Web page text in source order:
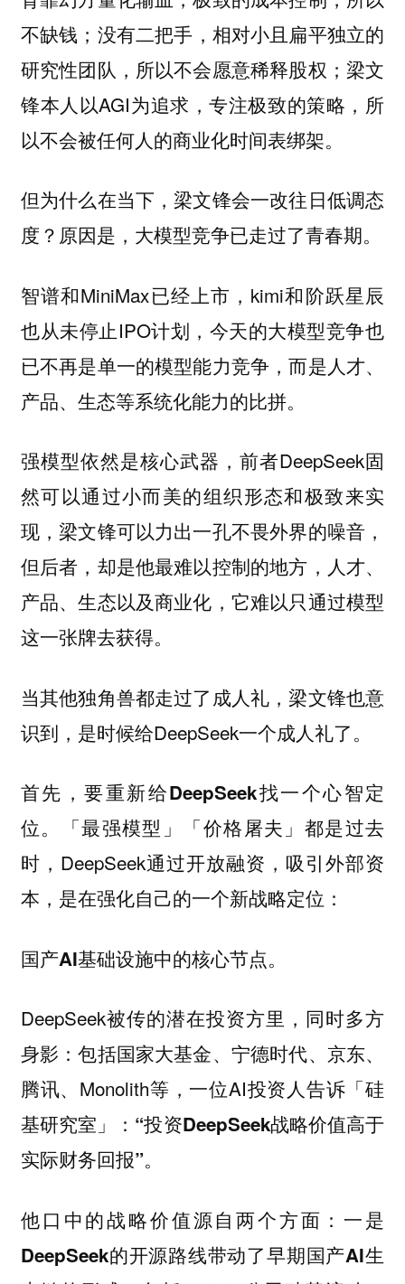
不缺钱；没有二把手，相对小且扁平独立的
研究性团队，所以不会愿意稀释股权；梁文
锋本人以AGI为追求，专注极致的策略，所
以不会被任何人的商业化时间表绑架。
但为什么在当下，梁文锋会一改往日低调态
度？原因是，大模型竞争已走过了青春期。
智谱和MiniMax已经上市，kimi和阶跃星辰
也从未停止IPO计划，今天的大模型竞争也
已不再是单一的模型能力竞争，而是人才、
产品、生态等系统化能力的比拼。
强模型依然是核心武器，前者DeepSeek固
然可以通过小而美的组织形态和极致来实
现，梁文锋可以力出一孔不畏外界的噪音，
但后者，却是他最难以控制的地方，人才、
产品、生态以及商业化，它难以只通过模型
这一张牌去获得。
当其他独角兽都走过了成人礼，梁文锋也意
识到，是时候给DeepSeek一个成人礼了。
首先，要重新给DeepSeek找一个心智定
位。
「最强模型」「价格屠夫」都是过去
时，DeepSeek通过开放融资，吸引外部资
本，是在强化自己的一个新战略定位：
国产AI基础设施中的核心节点。
DeepSeek被传的潜在投资方里，同时多方
身影：包括国家大基金、宁德时代、京东、
腾讯、Monolith等，一位AI投资人告诉「硅
基研究室」： “投资DeepSeek战略价值高于
实际财务回报”。
他口中的战略价值源自两个方面： 一是
DeepSeek的开源路线带动了早期国产AI生